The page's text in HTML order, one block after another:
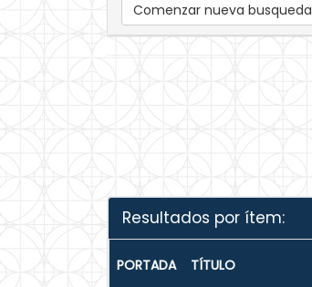
Comenzar nueva busqueda
Resultados por ítem:
PORTADA TÍTULO